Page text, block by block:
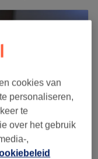
cookies van
personaliseren,
te
over het gebruik
,